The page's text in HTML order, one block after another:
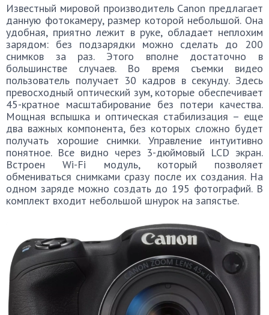
Известный мировой производитель Canon предлагает
данную фотокамеру, размер которой небольшой. Она
удобная, приятно лежит в руке, обладает неплохим
зарядом: без подзарядки можно сделать до 200
снимков за раз. Этого вполне достаточно в
большинстве случаев. Во время съемки видео
пользователь получает 30 кадров в секунду. Здесь
превосходный оптический зум, которые обеспечивает
45-кратное масштабирование без потери качества.
Мощная вспышка и оптическая стабилизация – еще
два важных компонента, без которых сложно будет
получать хорошие снимки. Управление интуитивно
понятное. Все видно через 3-дюймовый LCD экран.
Встроен Wi-Fi модуль, который позволяет
обмениваться снимками сразу после их создания. На
одном заряде можно создать до 195 фотографий. В
комплект входит небольшой шнурок на запястье.